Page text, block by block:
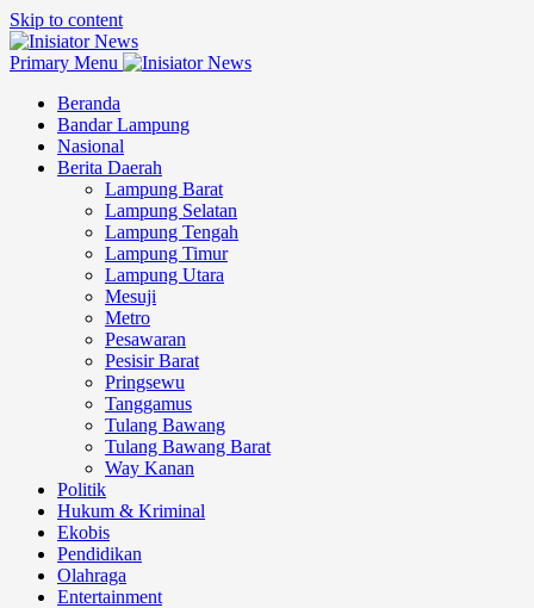
Skip to content
Primary Menu
Beranda
Bandar Lampung
Nasional
Berita Daerah
Lampung Barat
Lampung Selatan
Lampung Tengah
Lampung Timur
Lampung Utara
Mesuji
Metro
Pesawaran
Pesisir Barat
Pringsewu
Tanggamus
Tulang Bawang
Tulang Bawang Barat
Way Kanan
Politik
Hukum & Kriminal
Ekobis
Pendidikan
Olahraga
Entertainment